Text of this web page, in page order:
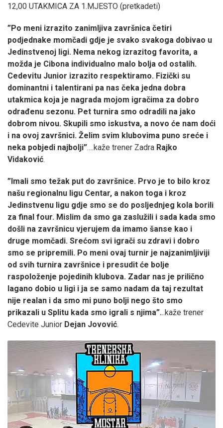
12,00 UTAKMICA ZA 1.MJESTO (pretkadeti)
”Po meni izrazito zanimljiva završnica četiri
podjednake momčadi gdje je svako svakoga dobivao u
Jedinstvenoj ligi. Nema nekog izrazitog favorita, a
možda je Cibona individualno malo bolja od ostalih.
Cedevitu Junior izrazito respektiramo. Fizički su
dominantni i talentirani pa nas čeka jedna dobra
utakmica koja je nagrada mojom igračima za dobro
odrađenu sezonu. Pet turnira smo odradili na jako
dobrom nivou. Skupili smo iskustva, a novo će nam doći
i na ovoj završnici. Želim svim klubovima puno sreće i
neka pobjedi najbolji”….kaže trener Zadra Rajko
Vidaković.
”Imali smo težak put do završnice. Prvo je to bilo kroz
našu regionalnu ligu Centar, a nakon toga i kroz
Jedinstvenu ligu gdje smo se do posljednjeg kola borili
za final four. Mislim da smo ga zaslužili i sada kada smo
došli na završnicu vjerujem da imamo šanse kao i
druge momčadi. Srećom svi igrači su zdravi i dobro
smo se pripremili. Po meni ovaj turnir je najzanimljiviji
od svih turnira završnice i presudit će bolje
raspoloženje pojedinih klubova. Zadar nas je prilično
lagano dobio u ligi i ja se samo nadam da taj rezultat
nije realan i da smo mi puno bolji nego što smo
prikazali u Splitu kada smo igrali s njima”...kaže trener
Cedevite Junior Dejan Jovović.